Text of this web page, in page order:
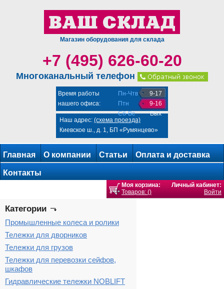
Магазин оборудования для склада
+7 (495) 626-60-20
Многоканальный телефон
Время работы
нашего офиса:
Пн-Чтв
Птн
Сб-Вс
9-17
9-16
Вых
Наш адрес: (схема проезда)
Киевское ш., д. 1, БП «Румянцево»
Главная О компании Статьи Оплата и доставка
Контакты
Моя корзина:
Товаров: ()
Личный кабинет:
Войти
Категории
Промышленные колеса и ролики
Тележки для дворников
Тележки для грузов
Тележки для перевозки сейфов,
шкафов
Гидравлические тележки NOBLIFT